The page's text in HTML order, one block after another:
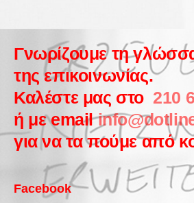
Γνωρίζουμε τη
της επικοινωνίας.
Καλέστε μας στο 210
ή με email
για να τα πούμε από
Facebook